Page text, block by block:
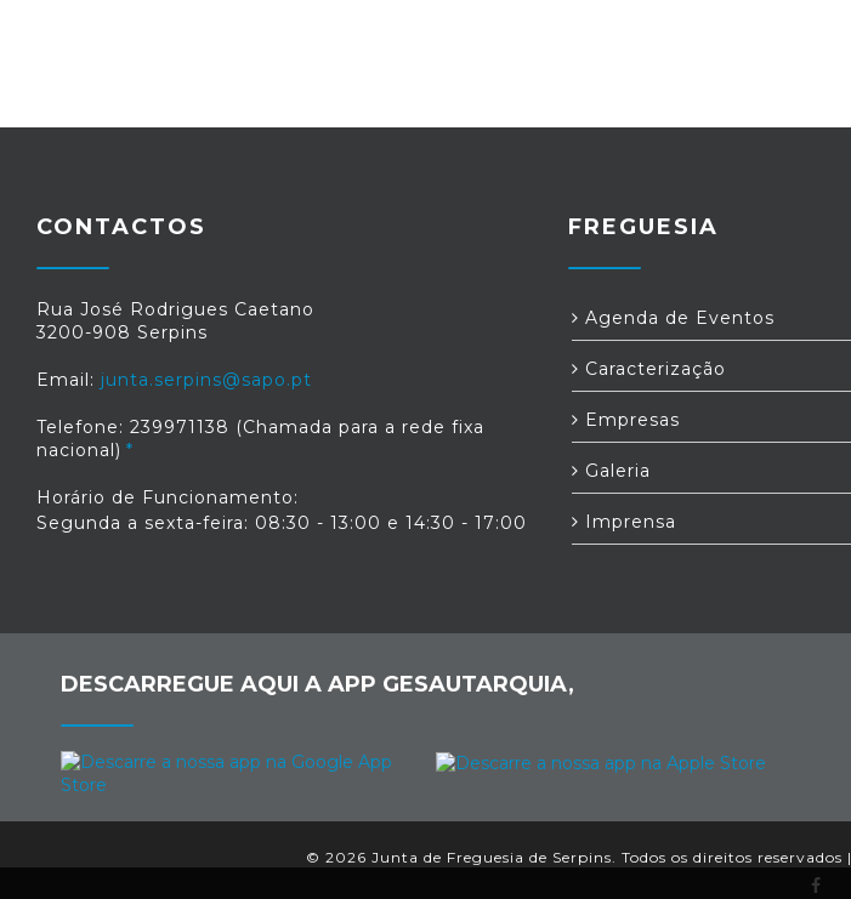
CONTACTOS
Rua José Rodrigues Caetano
3200-908 Serpins
Email: junta.serpins@sapo.pt
Telefone: 239971138 (Chamada para a rede fixa
nacional)
Horário de Funcionamento:
Segunda a sexta-feira: 08:30 - 13:00 e 14:30 - 17:00
FREGUESIA
Agenda de Eventos
Caracterização
Empresas
Galeria
Imprensa
DESCARREGUE AQUI A APP GESAUTARQUIA,
© 2026 Junta de Freguesia de Serpins. Todos os direitos reservados |